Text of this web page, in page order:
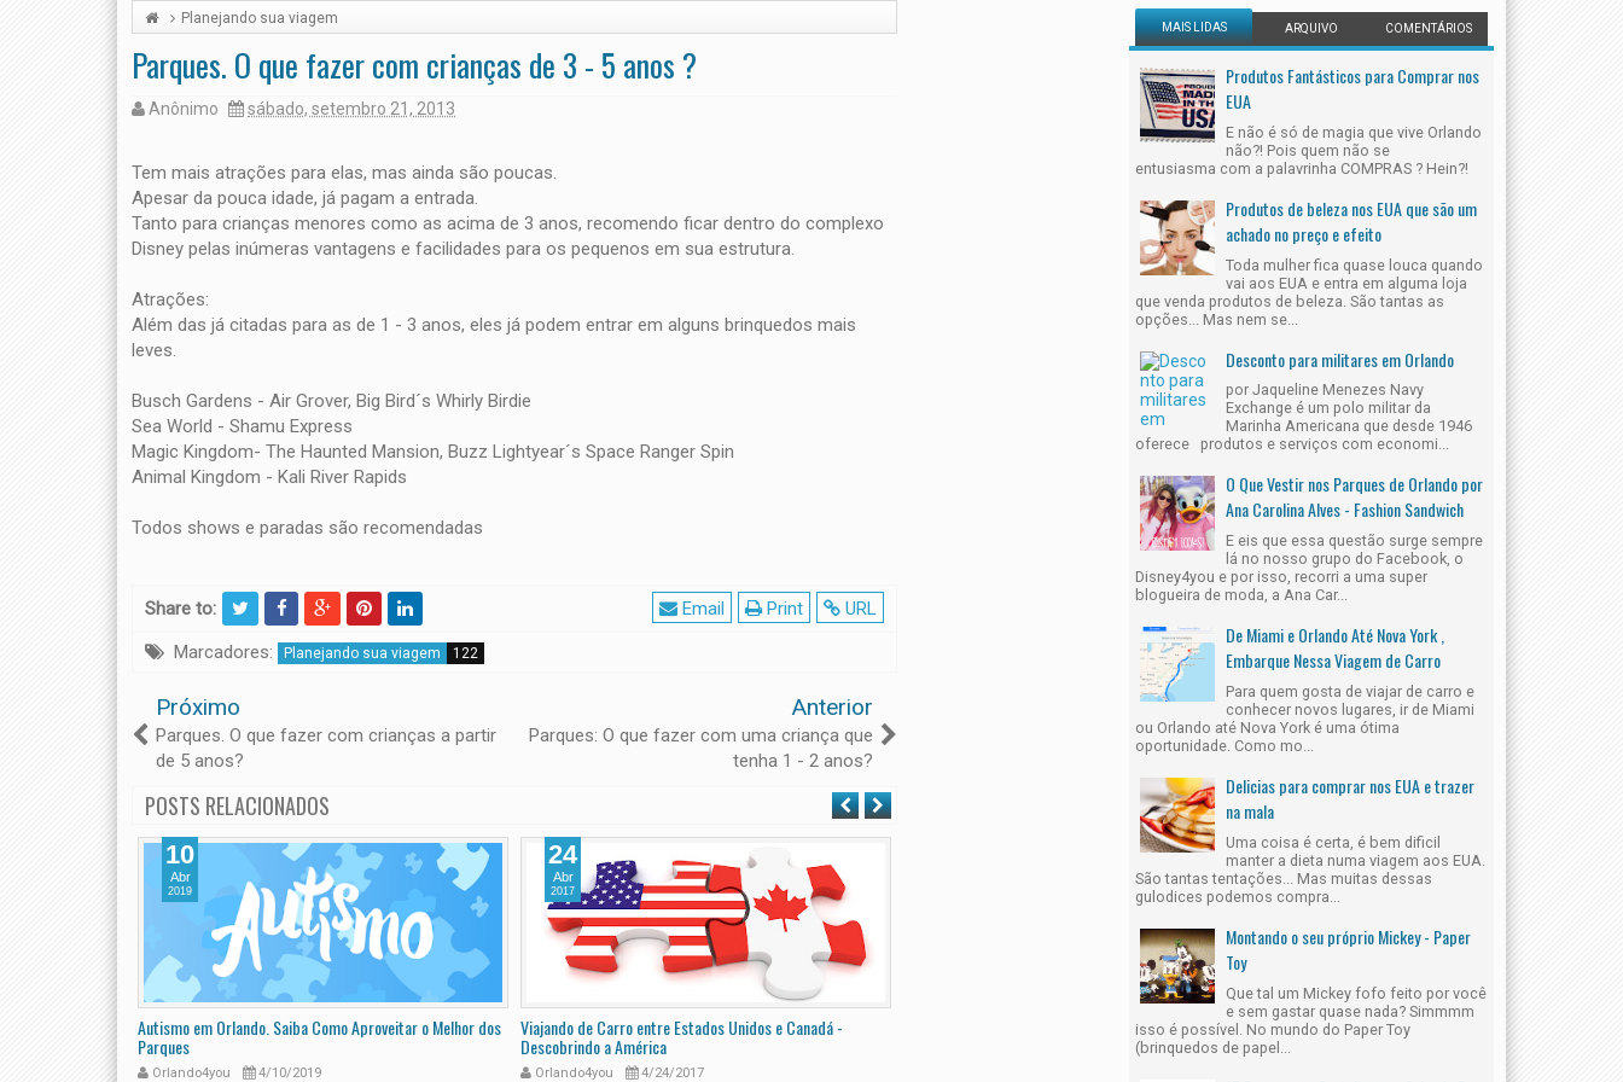
Planejando sua viagem
Parques. O que fazer com crianças de 3 - 5 anos ?
Anônimo sábado, setembro 21, 2013
Tem mais atrações para elas, mas ainda são poucas.
Apesar da pouca idade, já pagam a entrada.
Tanto para crianças menores como as acima de 3 anos, recomendo ficar dentro do complexo
Disney pelas inúmeras vantagens e facilidades para os pequenos em sua estrutura.
Atrações:
Além das já citadas para as de 1 - 3 anos, eles já podem entrar em alguns brinquedos mais
leves.
Busch Gardens - Air Grover, Big Bird´s Whirly Birdie
Sea World - Shamu Express
Magic Kingdom- The Haunted Mansion, Buzz Lightyear´s Space Ranger Spin
Animal Kingdom - Kali River Rapids
Todos shows e paradas são recomendadas
Share to: URL
Print
Email
Marcadores:
Planejando sua viagem 122
Próximo
Parques. O que fazer com crianças a partir
de 5 anos?
Anterior
Parques: O que fazer com uma criança que
tenha 1 - 2 anos?
POSTS RELACIONADOS
10
Abr
2019
Autismo em Orlando. Saiba Como Aproveitar o Melhor dos
Parques
Orlando4you 4/10/2019
24
Abr
2017
Viajando de Carro entre Estados Unidos e Canadá -
Descobrindo a América
Orlando4you 4/24/2017
Mala de Viagem e Mochila dos Parques. O que levar dentro
15
Ago
2016
Visit Orlando's Magical Dining Month Está De Volta
MAIS LIDAS ARQUIVO COMENTÁRIOS
Produtos Fantásticos para Comprar nos
EUA
E não é só de magia que vive Orlando
não?! Pois quem não se
entusiasma com a palavrinha COMPRAS ? Hein?!
Produtos de beleza nos EUA que são um
achado no preço e efeito
Toda mulher fica quase louca quando
vai aos EUA e entra em alguma loja
que venda produtos de beleza. São tantas as
opções... Mas nem se...
Desconto para militares em Orlando
por Jaqueline Menezes Navy
Exchange é um polo militar da
Marinha Americana que desde 1946
oferece produtos e serviços com economi...
O Que Vestir nos Parques de Orlando por
Ana Carolina Alves - Fashion Sandwich
E eis que essa questão surge sempre
lá no nosso grupo do Facebook, o
Disney4you e por isso, recorri a uma super
blogueira de moda, a Ana Car...
De Miami e Orlando Até Nova York ,
Embarque Nessa Viagem de Carro
Para quem gosta de viajar de carro e
conhecer novos lugares, ir de Miami
ou Orlando até Nova York é uma ótima
oportunidade. Como mo...
Delicias para comprar nos EUA e trazer
na mala
Uma coisa é certa, é bem dificil
manter a dieta numa viagem aos EUA.
São tantas tentações... Mas muitas dessas
gulodices podemos compra...
Montando o seu próprio Mickey - Paper
Toy
Que tal um Mickey fofo feito por você
e sem gastar quase nada? Simmmm
isso é possível. No mundo do Paper Toy
(brinquedos de papel...